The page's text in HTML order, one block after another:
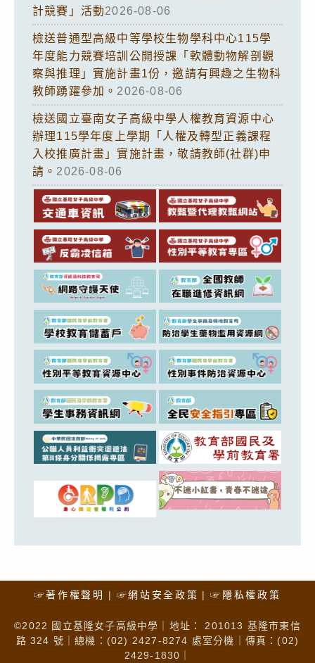
計競賽」活動2026-08-06
檢送普通型高級中等學校生物學科中心115學
年度能力競賽培訓公開授課「軟體動物解剖觀
察與推理」實施計畫1份，邀請有興趣之生物科
教師踴躍參加。 2026-08-06
檢送國立臺南女子高級中學人權教育資源中心
辦理115學年度上學期「人權及轉型正義課程
入校推廣計畫」實施計畫，敬請教師(社群)申
請。 2026-08-06
☞著作權聲明 ☞網站安全政策 ☞隱私權政策
©2022 國立基隆女子高級中學｜地址： 201013 基隆市東信
路 324 號｜總機：(02) 2427-8274 處室分機｜傳真：(02)
2429-1830｜